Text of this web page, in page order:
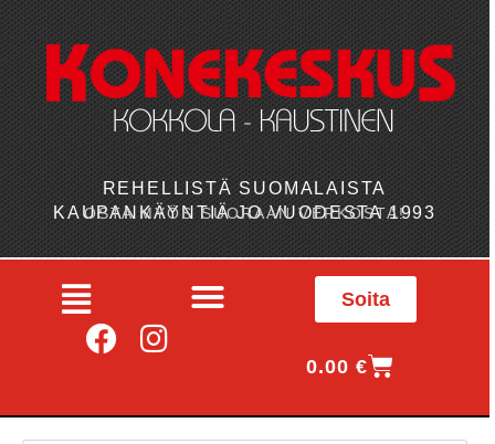
REHELLISTÄ SUOMALAISTA
KAUPANKÄYNTIÄ JO VUODESTA 1993
OSTA MYÖS SUORAAN VERKOSTA!
Soita
0.00€